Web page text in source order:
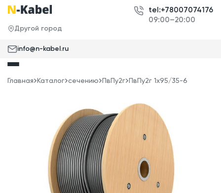
Другой город
tel:+78007074176
09:00–20:00
info@n-kabel.ru
Главная Каталог сечению ПвПу2г ПвПу2г 1x95/35-6